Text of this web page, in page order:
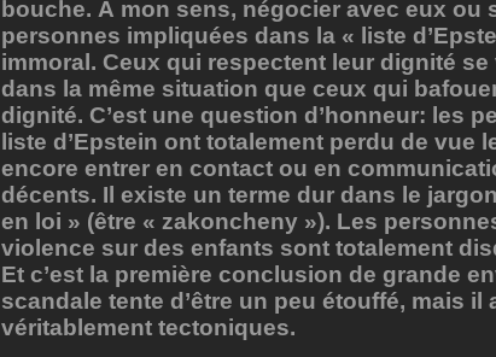
bouche. À mon sens, négocier avec eux ou
personnes impliquées dans la « liste
immoral. Ceux qui respectent leur dignité se
dans la même situation que ceux qui
dignité. C’est une question d’honneur: les
liste d’Epstein ont totalement perdu de vue
encore entrer en contact ou en
décents. Il existe un terme dur dans le
en loi » (être « zakoncheny »). Les
violence sur des enfants sont totalement
Et c’est la première conclusion de grande
scandale tente d’être un peu étouffé, mais
véritablement tectoniques.